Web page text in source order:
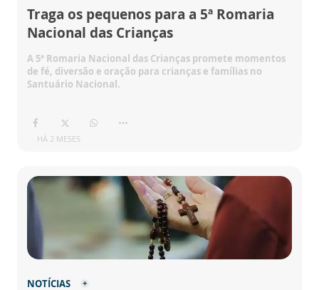
Traga os pequenos para a 5ª Romaria
Nacional das Crianças
A 5ª Romaria Nacional das Crianças promete momentos
de fé, diversão e oração para crianças e famílias no
Santuário Nacional.
HÁ 2 MESES
NOTÍCIAS